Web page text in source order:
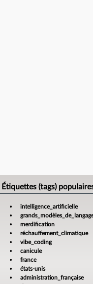
Étiquettes (tags)
intelligence_artificielle
merdification
réchauffement_climatique
vibe_coding
canicule
france
états-unis
administration_française